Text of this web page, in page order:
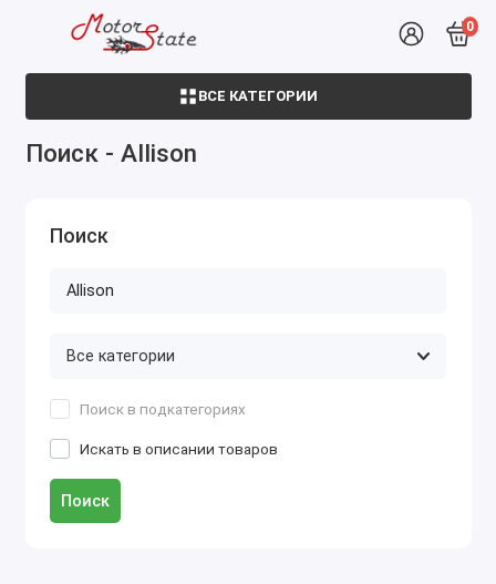
0
ВСЕ КАТЕГОРИИ
Поиск - Allison
Поиск
Поиск в подкатегориях
Искать в описании товаров
Поиск